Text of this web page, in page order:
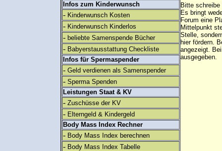
Infos zum Kinderwunsch
- Kinderwunsch Kosten
- Kinderwunsch Kinderlos
- beliebte Samenspende Bücher
- Babyerstausstattung Checkliste
Infos für Spermaspender
- Geld verdienen als Samenspender
- Sperma Spenden
Leistungen Staat & KV
- Zuschüsse der KV
- Elterngeld & Kindergeld
Body Mass Index Rechner
- Body Mass Index berechnen
- Body Mass Index Tabelle
Bitte
Es bringt
Forum eine
Mittelpunkt
Stelle,
hier fördern.
angezeigt.
ausgegeben.